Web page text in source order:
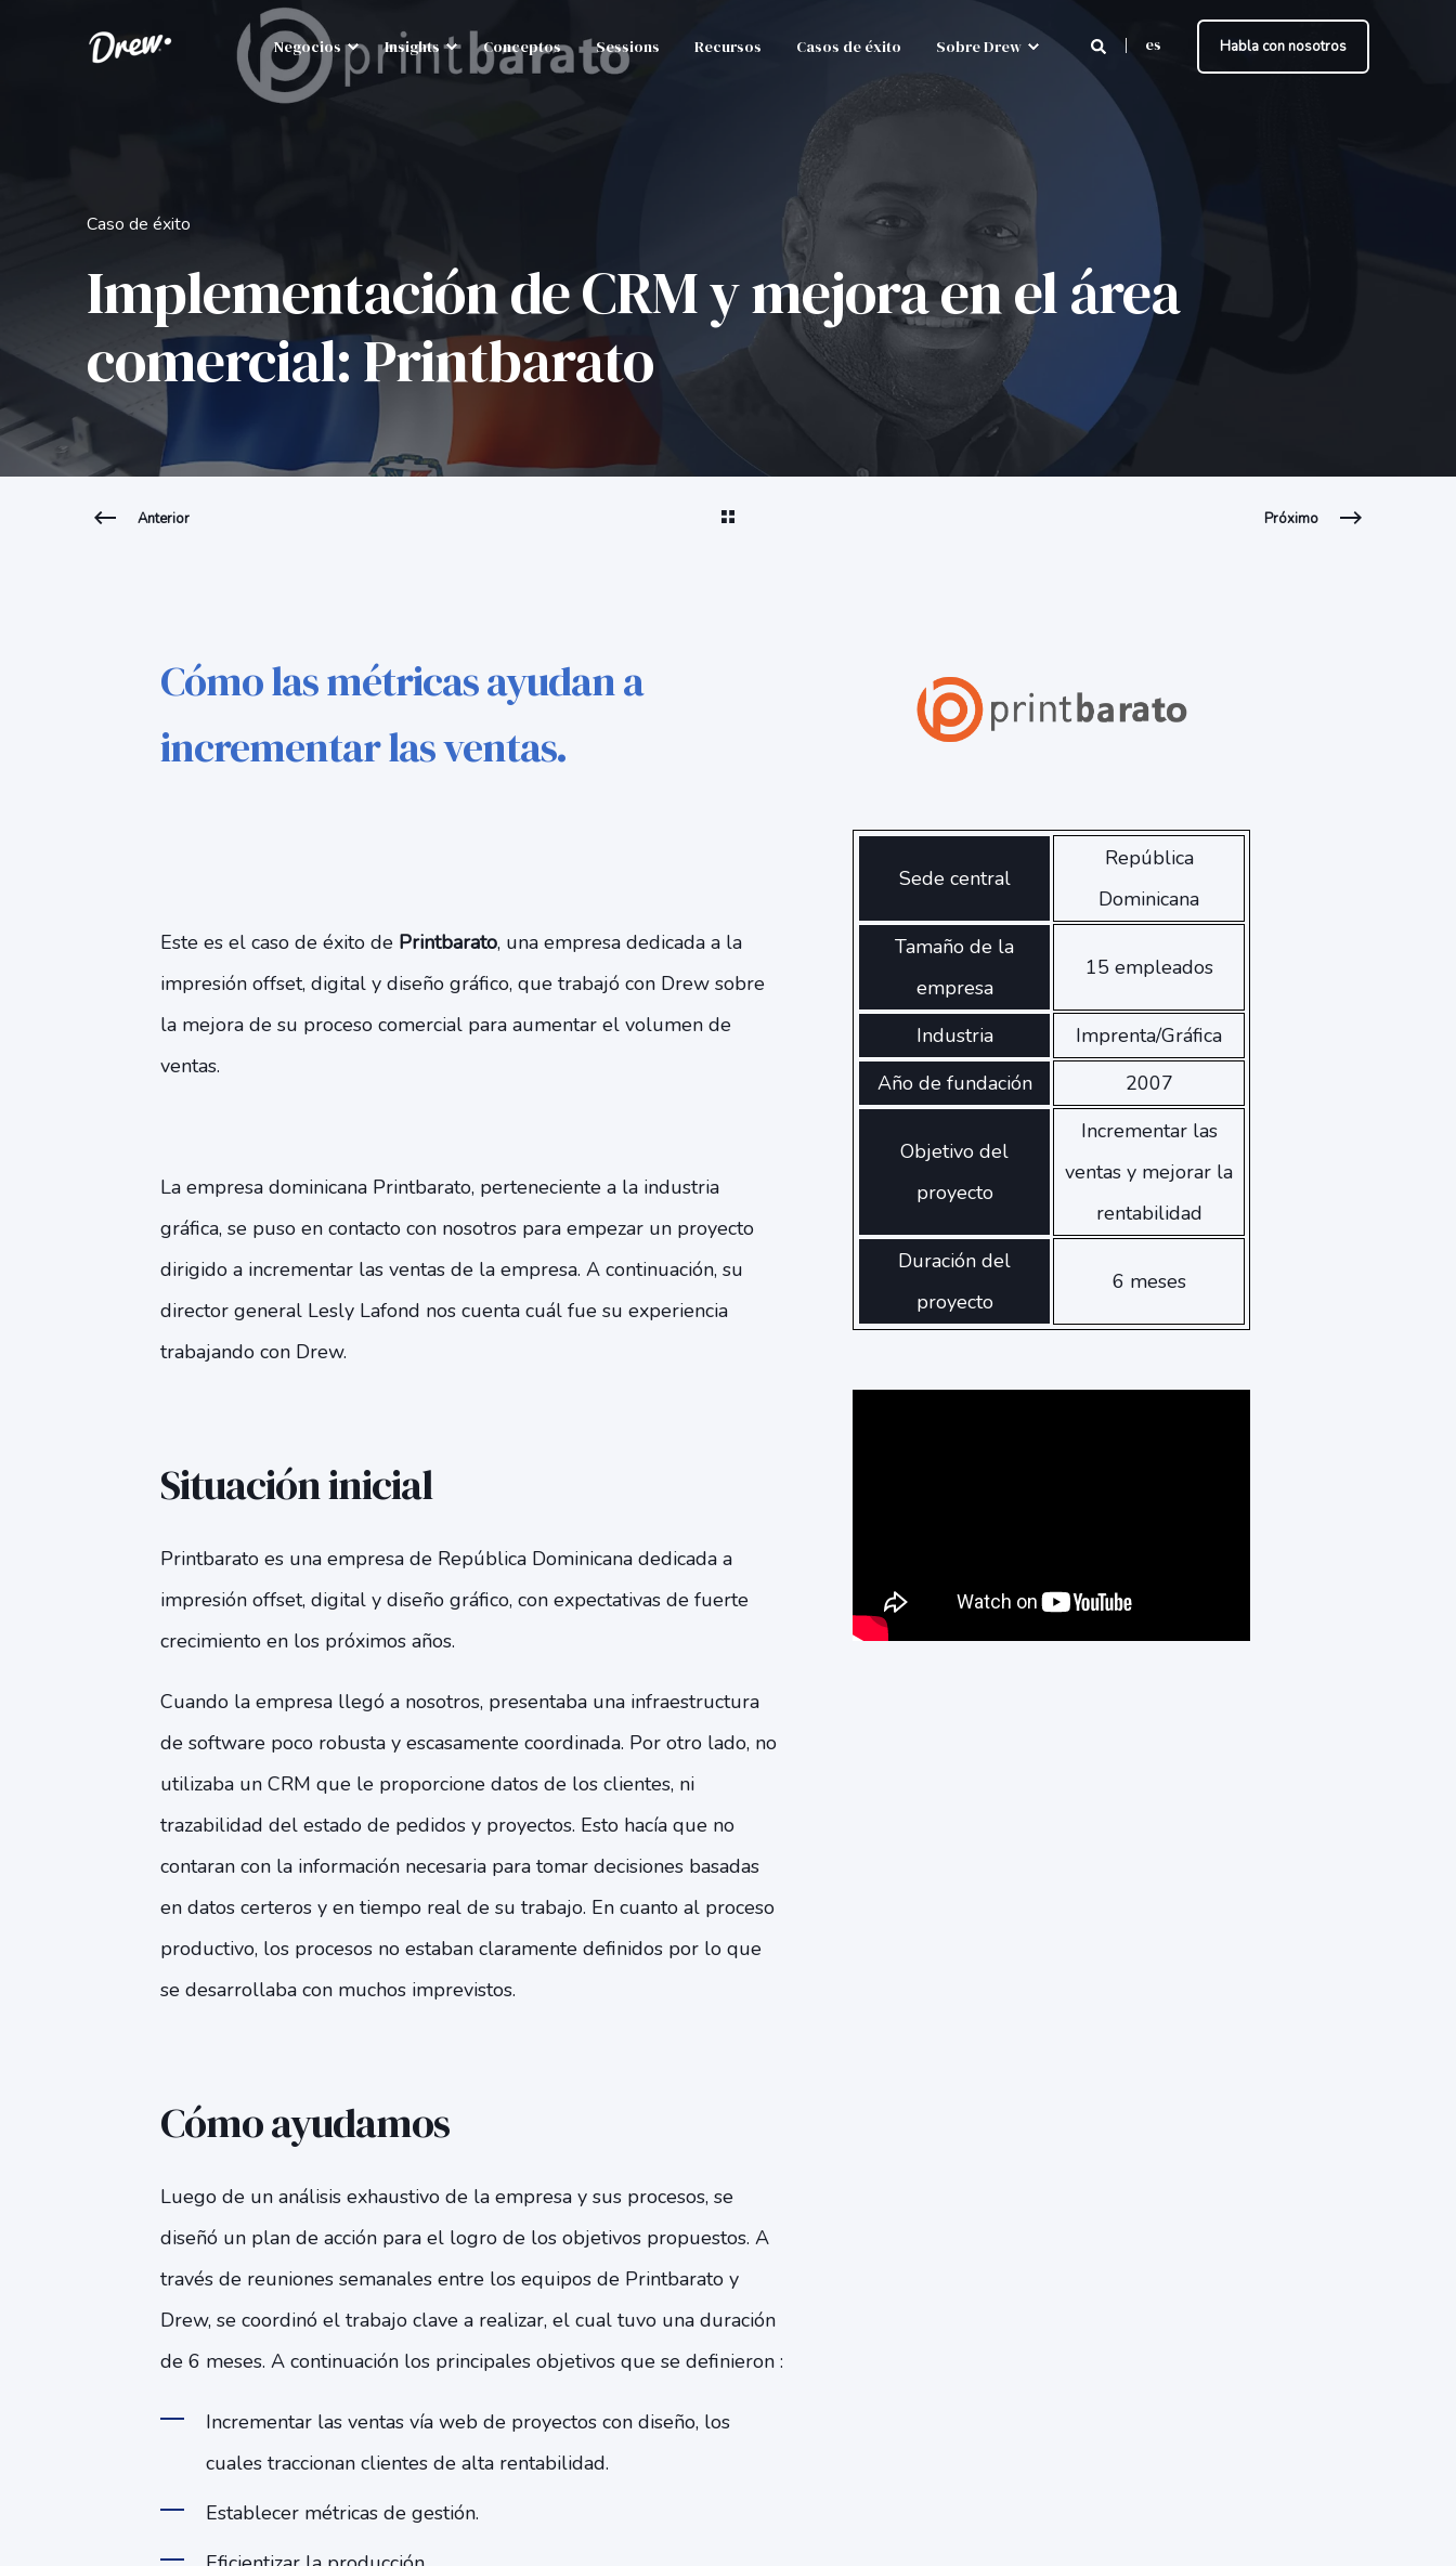
Negocios Insights Conceptos Sessions Recursos Casos de éxito Sobre Drew es Habla con nosotros
Caso de éxito
Implementación de CRM y mejora en el área
comercial: Printbarato
Anterior Próximo
Cómo las métricas ayudan a
incrementar las ventas.
Este es el caso de éxito de Printbarato, una empresa dedicada a la
impresión offset, digital y diseño gráfico, que trabajó con Drew sobre
la mejora de su proceso comercial para aumentar el volumen de
ventas.
La empresa dominicana Printbarato, perteneciente a la industria
gráfica, se puso en contacto con nosotros para empezar un proyecto
dirigido a incrementar las ventas de la empresa. A continuación, su
director general Lesly Lafond nos cuenta cuál fue su experiencia
trabajando con Drew.
Situación inicial
Printbarato es una empresa de República Dominicana dedicada a
impresión offset, digital y diseño gráfico, con expectativas de fuerte
crecimientoen los próximos años.
Cuando la empresa llegó a nosotros, presentaba una infraestructura
de software poco robusta y escasamente coordinada. Por otro lado, no
utilizaba un CRM que le proporcione datos de los clientes, ni
trazabilidad del estado de pedidos y proyectos. Esto hacía que no
contaran con la información necesaria para tomar decisiones basadas
en datos certeros y en tiempo real de su trabajo. En cuanto al proceso
productivo, los procesos no estaban claramente definidos por lo que
se desarrollaba con muchos imprevistos.
Cómo ayudamos
Luego de un análisis exhaustivo de la empresa y sus procesos, se
diseñó un plan de acción para el logro de los objetivos propuestos. A
través de reuniones semanales entre los equipos de Printbarato y
Drew, se coordinó el trabajo clave a realizar, el cual tuvo una duración
de 6 meses. A continuación los principales objetivos que se definieron :
Incrementar las ventas vía web de proyectos con diseño, los
cuales traccionan clientes de alta rentabilidad.
Establecer métricas de gestión.
Sede central
República
Dominicana
Tamaño de la
empresa
15 empleados
Industria
Imprenta/Gráfica
Año de fundación
2007
Objetivo del
proyecto
Incrementar las
ventas y mejorar la
rentabilidad
Duración del
proyecto
6 meses